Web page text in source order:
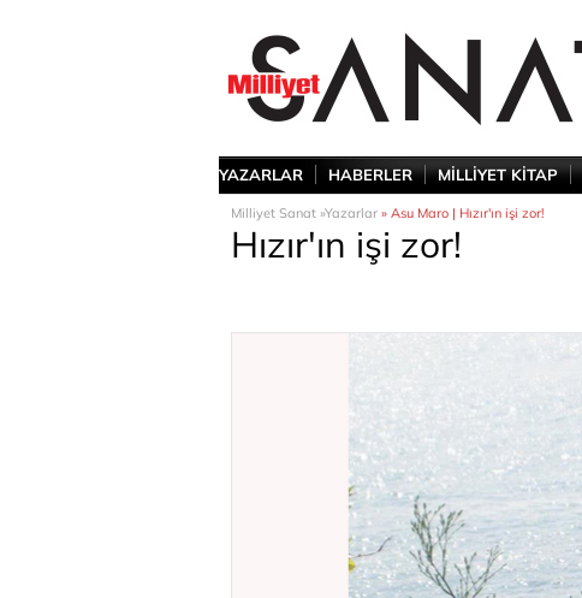
YAZARLAR HABERLER MİLLİYET KİTAP
Milliyet Sanat »Yazarlar » Asu Maro | Hızır'ın işi zor!
Hızır'ın işi zor!